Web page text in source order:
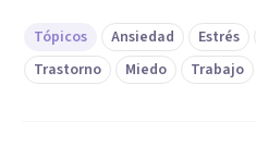
Tópicos Ansiedad Estrés
Trastorno
Miedo Trabajo